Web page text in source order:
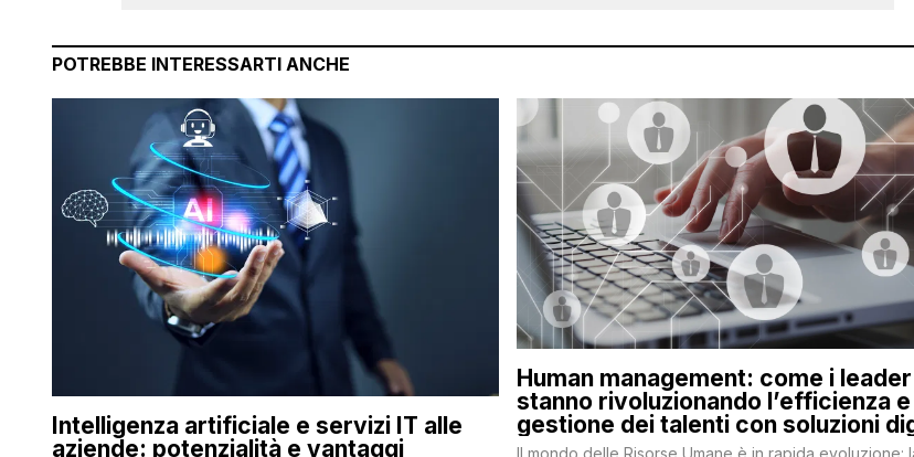
POTREBBE INTERESSARTI ANCHE
Intelligenza artificiale e servizi IT alle
aziende: potenzialità e vantaggi
Human management: come i leader
stanno rivoluzionando l’efficienza e
gestione dei talenti con soluzioni